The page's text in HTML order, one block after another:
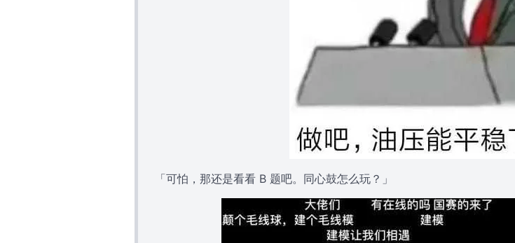
「可怕，那还是看看 B 题吧。同心鼓怎么玩？」